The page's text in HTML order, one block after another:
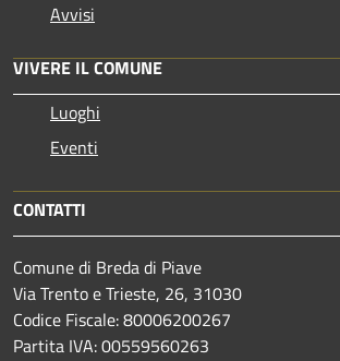
Avvisi
VIVERE IL COMUNE
Luoghi
Eventi
CONTATTI
Comune di Breda di Piave
Via Trento e Trieste, 26, 31030
Codice Fiscale: 80006200267
Partita IVA: 00559560263